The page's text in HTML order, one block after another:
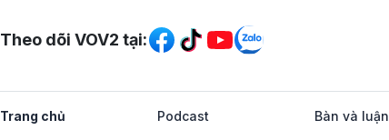
Mạng xã hội
Theo dõi VOV2 tại:
Trang chủ Podcast Bàn và luận